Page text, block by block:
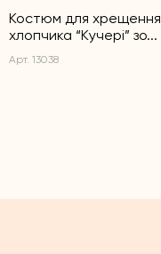
Костюм для хрещення
хлопчика “Кучері” зо...
Арт. 13038